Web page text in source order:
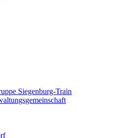
Siegenburg-Train